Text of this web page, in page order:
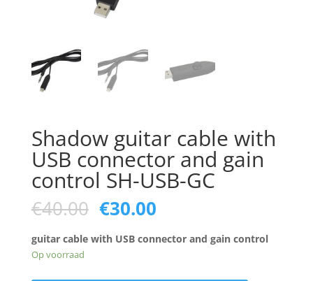
Shadow guitar cable with
USB connector and gain
control SH-USB-GC
€40.00 Oorspronkelijke
prijs
was:
€30.00Huidige
is:
guitar cable with USB connector and gain control
Op voorraad